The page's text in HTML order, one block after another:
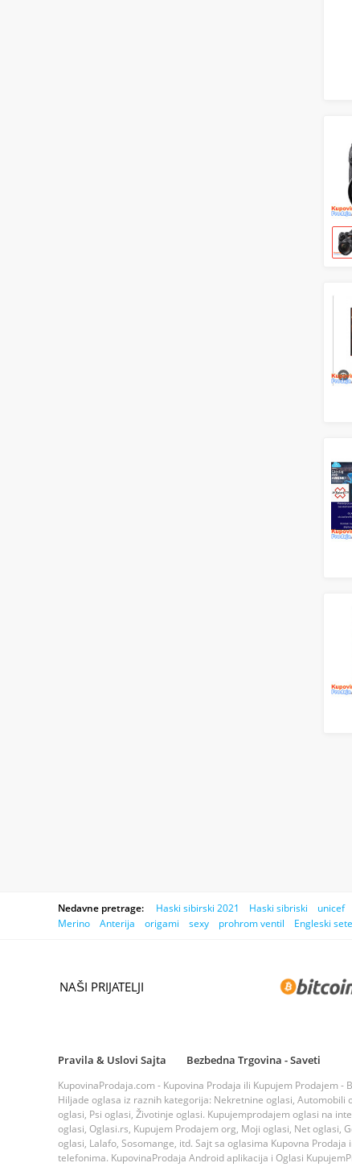
Nedavne pretrage: Haski sibirski 2021 Haski sibriski unicef
Merino
Anterija origami sexy prohrom ventil Engleski
NAŠI PRIJATELJI
Pravila & Uslovi Sajta Bezbedna Trgovina - Saveti
KupovinaProdaja.com - Kupovina Prodaja ili Kupujem Prodajem
Hiljade oglasa iz raznih kategorija: Nekretnine oglasi, Automobili
oglasi, Psi oglasi, Životinje oglasi. Kupujemprodajem oglasi na
oglasi, Oglasi.rs, Kupujem Prodajem org, Moji oglasi, Net oglasi,
oglasi, Lalafo, Sosomange, itd. Sajt sa oglasima Kupovna
telefonima. KupovinaProdaja Android aplikacija i Oglasi